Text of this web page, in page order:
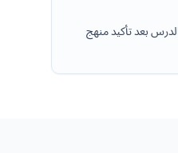
بعد تأكيد منهج